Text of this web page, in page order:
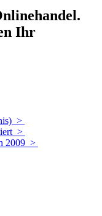
Ihr
>
>
2009 >